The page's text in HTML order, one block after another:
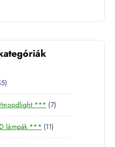
4
5
t
e
r
m
moodlight *** 77
t
r
lámpák *** 111
1